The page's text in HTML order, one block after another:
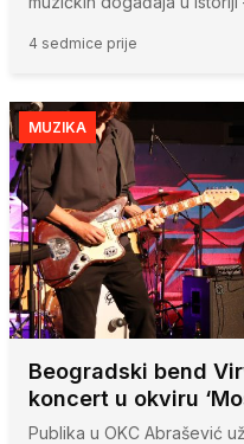
4 sedmice prije
MUZIKA
Beogradski bend
koncert u okviru
Publika u OKC Abrašević